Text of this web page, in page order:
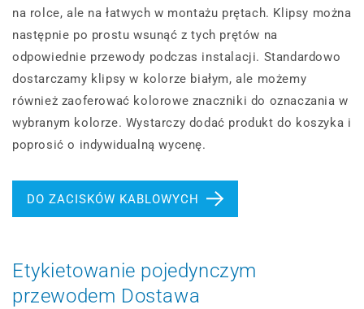
na rolce, ale na łatwych w montażu prętach. Klipsy można
następnie po prostu wsunąć z tych prętów na
odpowiednie przewody podczas instalacji. Standardowo
dostarczamy klipsy w kolorze białym, ale możemy
również zaoferować kolorowe znaczniki do oznaczania w
wybranym kolorze. Wystarczy dodać produkt do koszyka i
poprosić o indywidualną wycenę.
DO ZACISKÓW KABLOWYCH
Etykietowanie pojedynczym
przewodem Dostawa